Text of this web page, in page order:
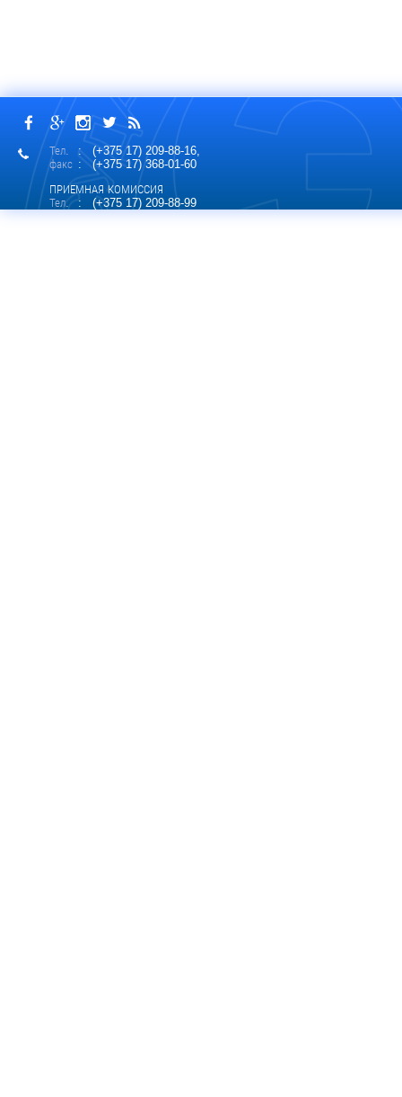
Тел.
: (+375 17) 209-88-16,
факс : (+375 17) 368-01-60
ПРИЕМНАЯ КОМИССИЯ
Тел.
: (+375 17) 209-88-99